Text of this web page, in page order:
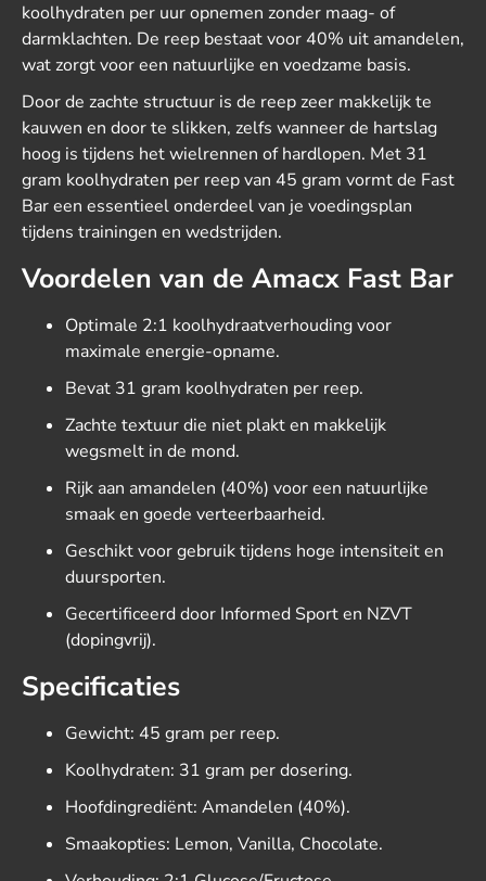
koolhydraten per uur opnemen zonder maag- of
darmklachten. De reep bestaat voor 40% uit amandelen,
wat zorgt voor een natuurlijke en voedzame basis.
Door de zachte structuur is de reep zeer makkelijk te
kauwen en door te slikken, zelfs wanneer de hartslag
hoog is tijdens het wielrennen of hardlopen. Met 31
gram koolhydraten per reep van 45 gram vormt de Fast
Bar een essentieel onderdeel van je voedingsplan
tijdens trainingen en wedstrijden.
Voordelen van de Amacx Fast Bar
Optimale 2:1 koolhydraatverhouding voor
maximale energie-opname.
Bevat 31 gram koolhydraten per reep.
Zachte textuur die niet plakt en makkelijk
wegsmelt in de mond.
Rijk aan amandelen (40%) voor een natuurlijke
smaak en goede verteerbaarheid.
Geschikt voor gebruik tijdens hoge intensiteit en
duursporten.
Gecertificeerd door Informed Sport en NZVT
(dopingvrij).
Specificaties
Gewicht: 45 gram per reep.
Koolhydraten: 31 gram per dosering.
Hoofdingrediënt: Amandelen (40%).
Smaakopties: Lemon, Vanilla, Chocolate.